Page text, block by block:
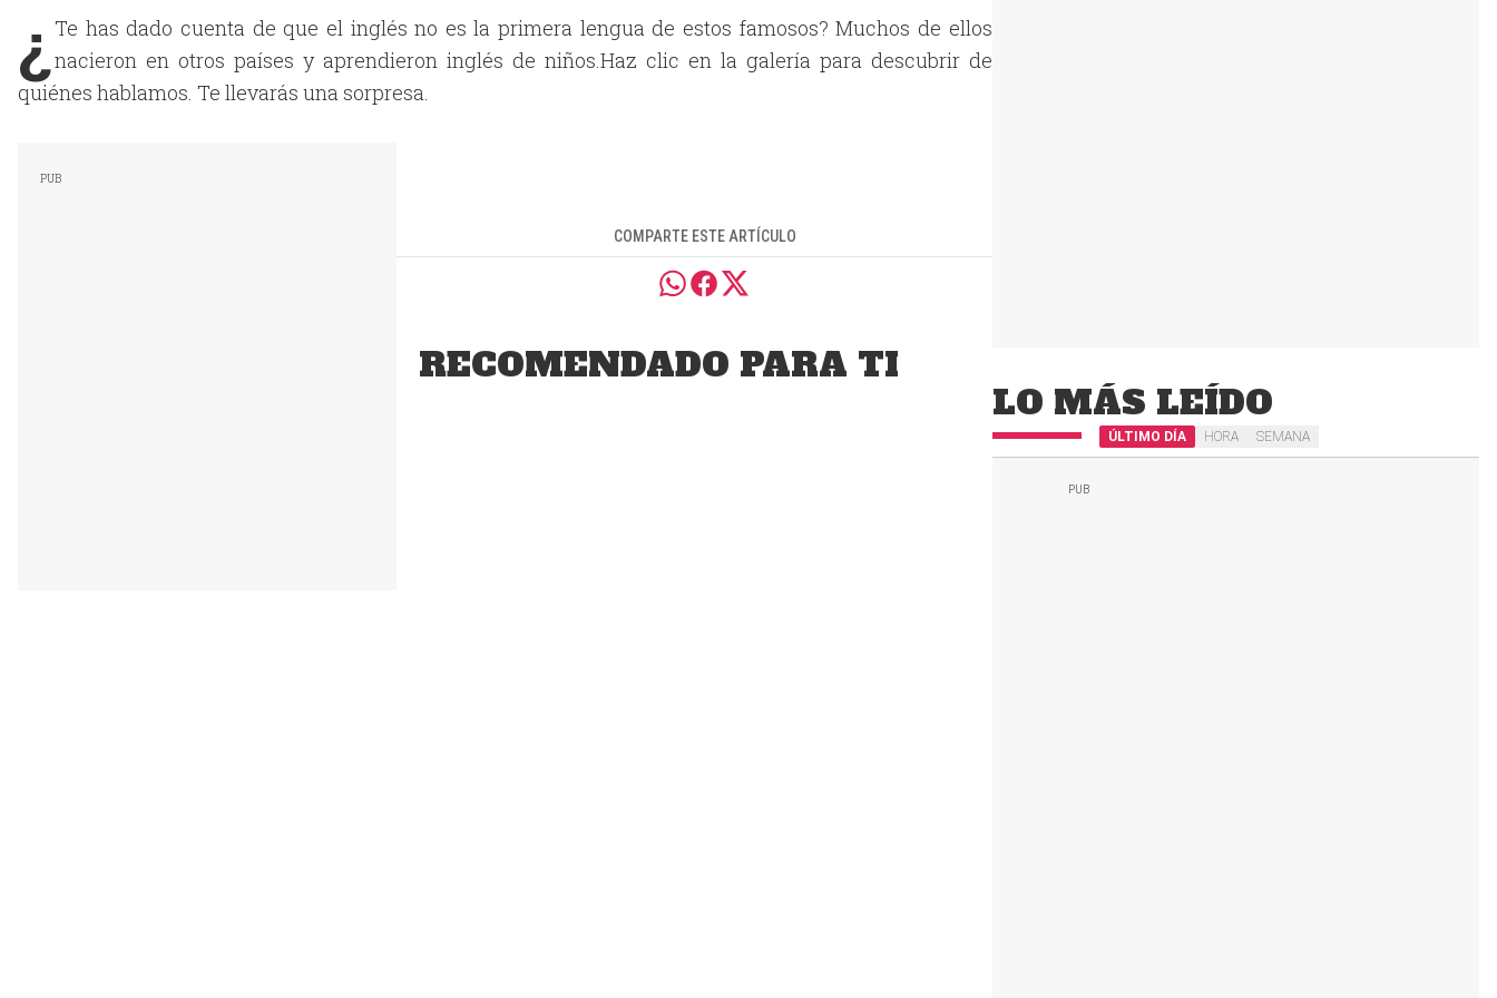
¿ Te has dado cuenta de que el inglés no es la primera lengua de estos famosos? Muchos de ellos
nacieron en otros países y aprendieron inglés de niños.Haz clic en la galería para descubrir de
quiénes hablamos. Te llevarás una sorpresa.
COMPARTE ESTE ARTÍCULO
RECOMENDADO PARA TI
LO MÁS LEÍDO
ÚLTIMO DÍA HORA SEMANA